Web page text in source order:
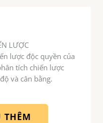
LƯỢC
lược độc quyền của
tích chiến lược
và cân bằng.
THÊM